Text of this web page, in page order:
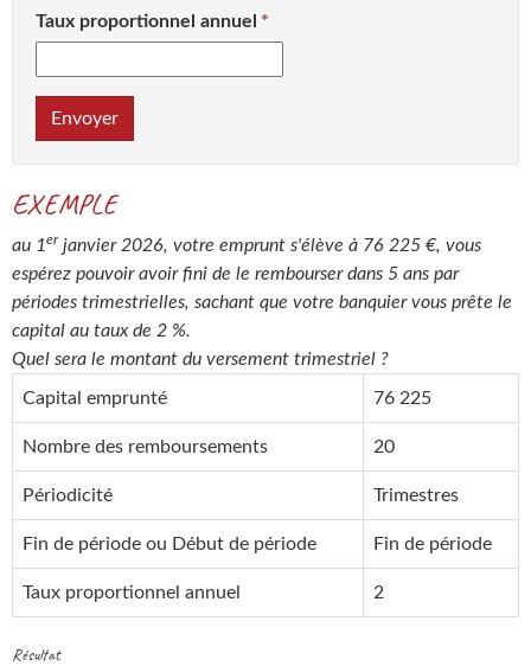
Taux proportionnel annuel
Envoyer
EXEMPLE
au 1er janvier 2026, votre emprunt s'élève à 76 225 €, vous
espérez pouvoir avoir fini de le rembourser dans 5 ans par
périodes trimestrielles, sachant que votre banquier vous prête le
capital au taux de 2 %.
Quel sera le montant du versement trimestriel ?
Capital emprunté 76 225
Nombre des remboursements 20
Périodicité Trimestres
Fin de période ou Début de période Fin de période
Taux proportionnel annuel 2
Résultat